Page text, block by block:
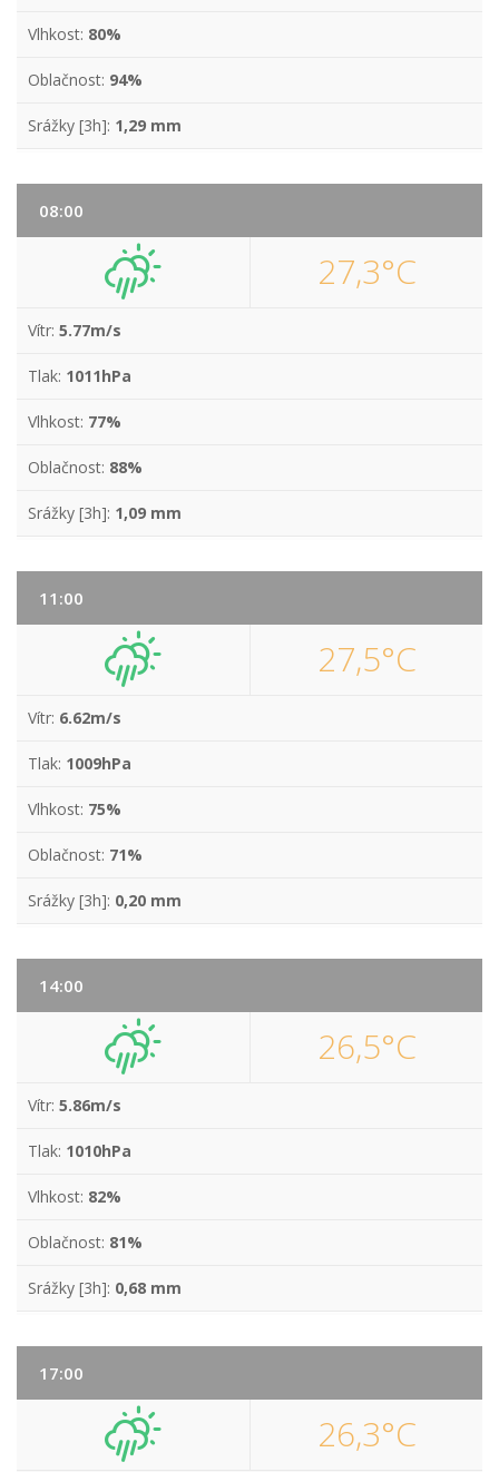
Vlhkost: 80%
Oblačnost: 94%
Srážky [3h]: 1,29 mm
08:00
27,3°C
Vítr: 5.77m/s
Tlak: 1011hPa
Vlhkost: 77%
Oblačnost: 88%
Srážky [3h]: 1,09 mm
11:00
27,5°C
Vítr: 6.62m/s
Tlak: 1009hPa
Vlhkost: 75%
Oblačnost: 71%
Srážky [3h]: 0,20 mm
14:00
26,5°C
Vítr: 5.86m/s
Tlak: 1010hPa
Vlhkost: 82%
Oblačnost: 81%
Srážky [3h]: 0,68 mm
17:00
26,3°C